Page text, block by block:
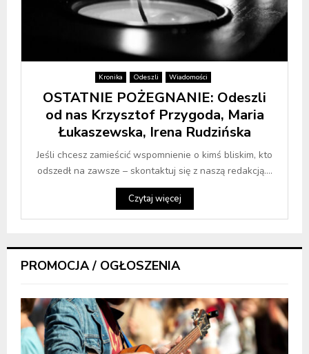
Kronika Odeszli Wiadomości
OSTATNIE POŻEGNANIE: Odeszli
od nas Krzysztof Przygoda, Maria
Łukaszewska, Irena Rudzińska
Jeśli chcesz zamieścić wspomnienie o kimś bliskim, kto
odszedł na zawsze – skontaktuj się z naszą redakcją....
Czytaj więcej
PROMOCJA / OGŁOSZENIA